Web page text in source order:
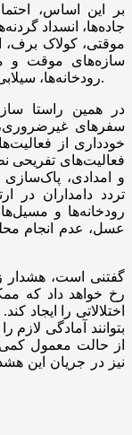
بر این اساس،
جاده‌ها، انسداد
موقتی، کولاک
سازه‌های موقت و
رودخانه‌ها، سیلابی شدن مسیل‌ها و آب‌گرفتگی معابر وجود دارد.
در همین راستا
سفر‌های
خودداری از
فعالیت‌های تفریحی
و امدادی، پاک‌سازی
تردد دامداران در
رودخانه‌ها و
عسل، عدم انجام
گفتنی است، هشدار
رخ خواهد داد که
اختلالاتی را ایجاد
بتوانند آمادگی لازم
از حالت معمول
نیز در جریان این